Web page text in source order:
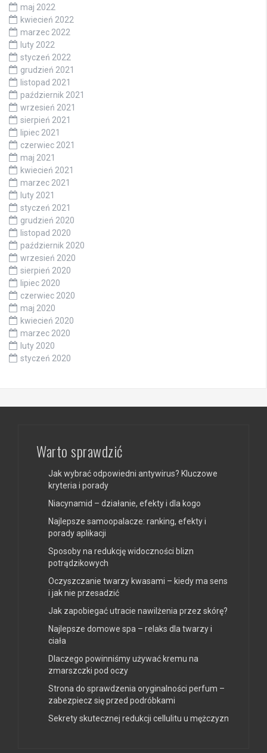
maj 2022
kwiecień 2022
marzec 2022
luty 2022
styczeń 2022
grudzień 2021
listopad 2021
październik 2021
wrzesień 2021
sierpień 2021
lipiec 2021
czerwiec 2021
maj 2021
kwiecień 2021
marzec 2021
luty 2021
styczeń 2021
grudzień 2020
listopad 2020
październik 2020
wrzesień 2020
sierpień 2020
lipiec 2020
czerwiec 2020
maj 2020
kwiecień 2020
marzec 2020
luty 2020
styczeń 2020
Warto sprawdzić
Jak wybrać odpowiedni antywirus? Kluczowe
kryteria i porady
Niacynamid – działanie, efekty i dla kogo
Najlepsze samoopalacze: ranking, efekty i
porady aplikacji
Sposoby na redukcję widoczności blizn
potrądzikowych
Oczyszczanie twarzy kwasami – kiedy ma sens
i jak nie przesadzić
Jak zapobiegać utracie nawilżenia przez skórę?
Najlepsze domowe spa – relaks dla twarzy i
ciała
Dlaczego powinniśmy używać kremu na
zmarszczki pod oczy
Strona do sprawdzenia oryginalności perfum –
zabezpiecz się przed podróbkami
Sekrety skutecznej redukcji cellulitu u mężczyzn